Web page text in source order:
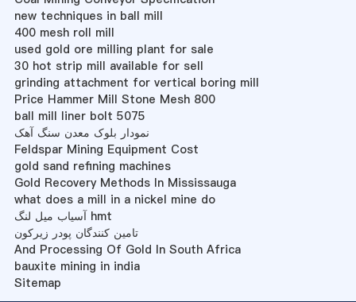
new techniques in ball mill
400 mesh roll mill
used gold ore milling plant for sale
30 hot strip mill available for sell
grinding attachment for vertical boring mill
Price Hammer Mill Stone Mesh 800
ball mill liner bolt 5075
نمودار بلوک معدن سنگ آهک
Feldspar Mining Equipment Cost
gold sand refining machines
Gold Recovery Methods In Mississauga
what does a mill in a nickel mine do
آسیاب میل لنگ hmt
تامین کنندگان پودر زیرکون
And Processing Of Gold In South Africa
bauxite mining in india
Sitemap